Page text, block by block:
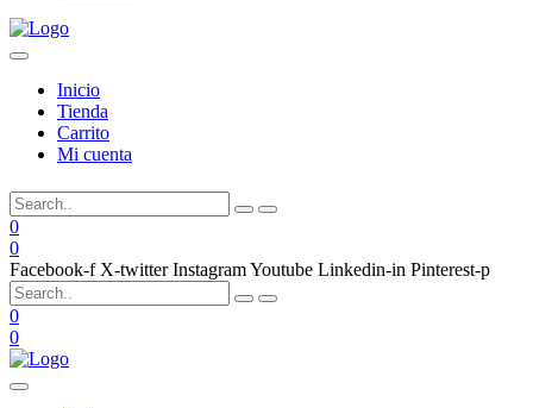
Inicio
Tienda
Carrito
Mi cuenta
0
0
Facebook-f X-twitter InstagramYoutube Linkedin-in Pinterest-p
0
0